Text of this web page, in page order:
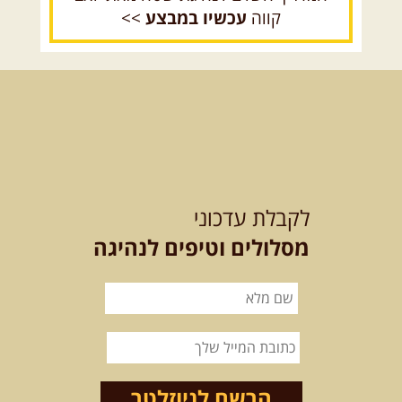
15.08.2026 שבת- חדש! נופי
הגליל ונחל צלמון
נצא מצומת גולנו למסע שטח מרתק
האם אתם מחפשים חוויה מיוחדת
בטבע? מחפשים חוויה שתעניק לכם ...
לכל הטיולים
קווה עכשיו במבצע >>
לקבלת עדכוני
מסלולים וטיפים לנהיגה